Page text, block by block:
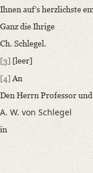
Language
German
Editors
Funk, Gerald
Ihnen auf’s herzlichste
Ganz die Ihrige
Ch. Schlegel.
[3] [leer]
[4] An
Den Herrn Professor
A. W. von Schlegel
in